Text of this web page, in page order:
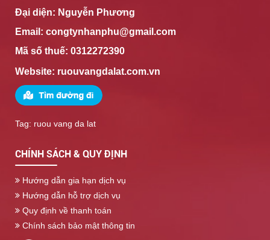
Đại diện: Nguyễn Phương
Email: congtynhanphu@gmail.com
Mã số thuế: 0312272390
Website: ruouvangdalat.com.vn
Tag: ruou vang da lat
CHÍNH SÁCH & QUY ĐỊNH
Hướng dẫn gia hạn dịch vụ
Hướng dẫn hỗ trợ dịch vụ
Quy định về thanh toán
Chính sách bảo mật thông tin